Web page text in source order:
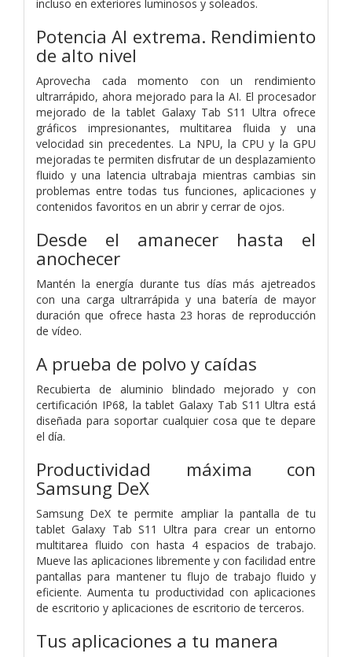
incluso en exteriores luminosos y soleados.
Potencia AI extrema. Rendimiento
de alto nivel
Aprovecha cada momento con un rendimiento
ultrarrápido, ahora mejorado para la AI. El procesador
mejorado de la tablet Galaxy Tab S11 Ultra ofrece
gráficos impresionantes, multitarea fluida y una
velocidad sin precedentes. La NPU, la CPU y la GPU
mejoradas te permiten disfrutar de un desplazamiento
fluido y una latencia ultrabaja mientras cambias sin
problemas entre todas tus funciones, aplicaciones y
contenidos favoritos en un abrir y cerrar de ojos.
Desde el amanecer hasta el
anochecer
Mantén la energía durante tus días más ajetreados
con una carga ultrarrápida y una batería de mayor
duración que ofrece hasta 23 horas de reproducción
de vídeo.
A prueba de polvo y caídas
Recubierta de aluminio blindado mejorado y con
certificación IP68, la tablet Galaxy Tab S11 Ultra está
diseñada para soportar cualquier cosa que te depare
el día.
Productividad máxima con
Samsung DeX
Samsung DeX te permite ampliar la pantalla de tu
tablet Galaxy Tab S11 Ultra para crear un entorno
multitarea fluido con hasta 4 espacios de trabajo.
Mueve las aplicaciones libremente y con facilidad entre
pantallas para mantener tu flujo de trabajo fluido y
eficiente. Aumenta tu productividad con aplicaciones
de escritorio y aplicaciones de escritorio de terceros.
Tus aplicaciones a tu manera